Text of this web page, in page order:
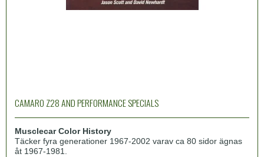
CAMARO Z28 AND PERFORMANCE SPECIALS
Musclecar Color History
Täcker fyra generationer 1967-2002 varav ca 80 sidor ägnas
åt 1967-1981.